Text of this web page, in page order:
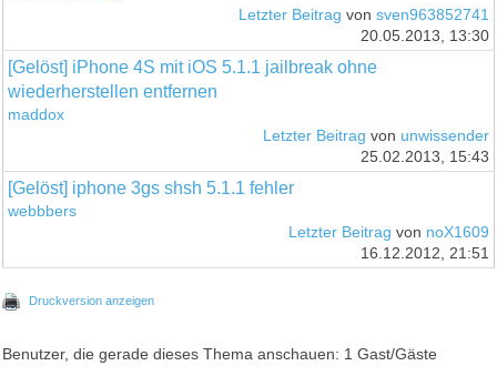
Letzter Beitrag von sven963852741
20.05.2013, 13:30
[Gelöst] iPhone 4S mit iOS 5.1.1 jailbreak ohne
wiederherstellen entfernen
maddox
Letzter Beitrag von unwissender
25.02.2013, 15:43
[Gelöst] iphone 3gs shsh 5.1.1 fehler
webbbers
Letzter Beitrag von noX1609
16.12.2012, 21:51
Druckversion anzeigen
Benutzer, die gerade dieses Thema anschauen: 1 Gast/Gäste